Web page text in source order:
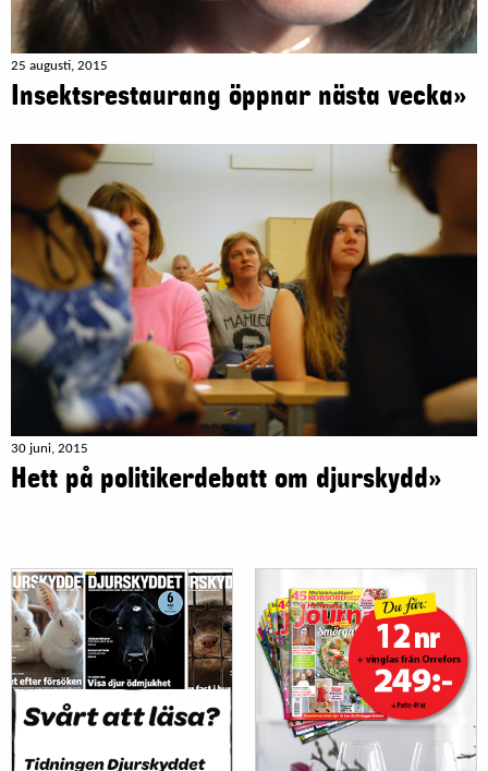
25 augusti, 2015
Insektsrestaurang öppnar nästa vecka»
30 juni, 2015
Hett på politikerdebatt om djurskydd»